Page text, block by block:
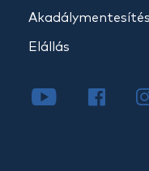
Elállás